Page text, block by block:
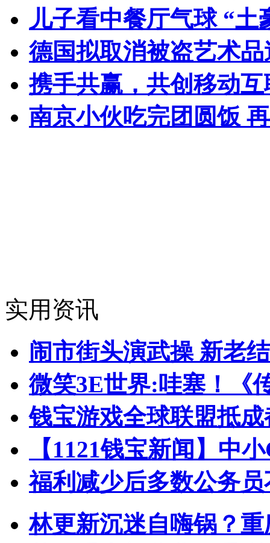
儿子看中餐厅气球 “土
德国拟取消被盗艺术
携手共赢，共创移动
南京小伙吃完团圆饭
实用资讯
闹市街头演武操 新老
微笑3E世界:哇塞！《
钱宝游戏全球联盟抵
【1121钱宝新闻】中
福利减少后多数公务
林更新沉迷自嗨锅？